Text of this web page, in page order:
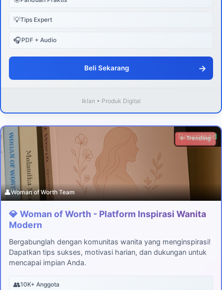
💡Tips Expert
🎧PDF + Audio
Beli Sekarang →
Iklan • Produk Digital
Download
✨ Trending
👤Woman of Worth Team
💎 Woman of Worth - Platform Inspirasi Wanita
Modern
Bergabunglah dengan komunitas wanita yang menginspirasi!
Dapatkan tips sukses, motivasi harian, dan dukungan untuk
mencapai impian Anda.
👥10K+ Anggota